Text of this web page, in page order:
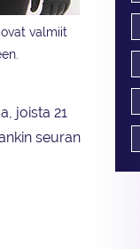
valmiit
joista 21
seuran